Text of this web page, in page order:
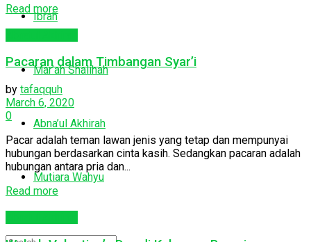
Ibrah
Mar’ah Shalihah
Abna’ul Akhirah
Mutiara Wahyu
Read more
Pacaran dalam Timbangan Syar’i
by tafaqquh
March 6, 2020
0
Pacar adalah teman lawan jenis yang tetap dan mempunyai
hubungan berdasarkan cinta kasih. Sedangkan pacaran adalah
hubungan antara pria dan...
Read more